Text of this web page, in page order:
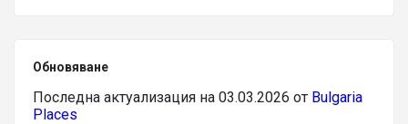
Обновяване
Последна актуализация на 03.03.2026 от Bulgaria
Places